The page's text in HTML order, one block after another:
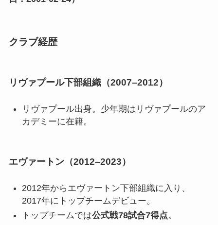
クラブ経歴
リヴァプール下部組織（2007–2012）
リヴァプール出身。少年期はリヴァプールのア
カデミーに在籍。
エヴァートン（2012–2023）
2012年からエヴァートン下部組織に入り、
2017年にトップチームデビュー。
トップチームでは公式戦78試合7得点。